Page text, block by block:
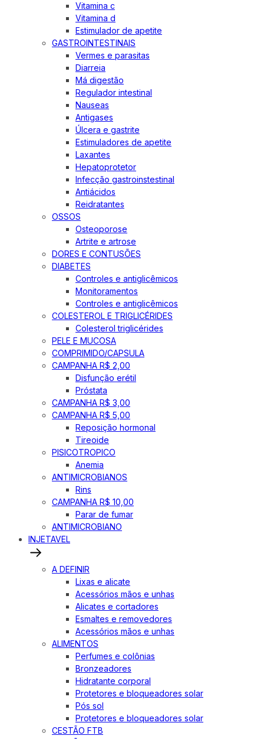
Vitamina c
Vitamina d
Estimulador de apetite
GASTROINTESTINAIS
Vermes e parasitas
Diarreia
Má digestão
Regulador intestinal
Nauseas
Antigases
Úlcera e gastrite
Estimuladores de apetite
Laxantes
Hepatoprotetor
Infecção gastroinstestinal
Antiácidos
Reidratantes
OSSOS
Osteoporose
Artrite e artrose
DORES E CONTUSÕES
DIABETES
Controles e antiglicêmicos
Monitoramentos
Controles e antiglicêmicos
COLESTEROL E TRIGLICÉRIDES
Colesterol triglicérides
PELE E MUCOSA
COMPRIMIDO/CAPSULA
CAMPANHA R$ 2,00
Disfunção erétil
Próstata
CAMPANHA R$ 3,00
CAMPANHA R$ 5,00
Reposição hormonal
Tireoide
PISICOTROPICO
Anemia
ANTIMICROBIANOS
Rins
CAMPANHA R$ 10,00
Parar de fumar
ANTIMICROBIANO
INJETAVEL
A DEFINIR
Lixas e alicate
Acessórios mãos e unhas
Alicates e cortadores
Esmaltes e removedores
Acessórios mãos e unhas
ALIMENTOS
Perfumes e colônias
Bronzeadores
Hidratante corporal
Protetores e bloqueadores solar
Pós sol
Protetores e bloqueadores solar
CESTÃO FTB